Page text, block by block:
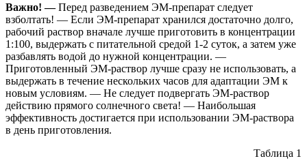
Важно! —Перед разведением ЭМ-препарат следует
взболтать! — Если ЭМ-препарат хранился достаточно долго,
рабочий раствор вначале лучше приготовить в концентрации
1:100, выдержать с питательной средой 1-2 суток, а затем уже
разбавлять водой до нужной концентрации. —
Приготовленный ЭМ-раствор лучше сразу не использовать, а
выдержать в течение нескольких часов для адаптации ЭМ к
новым условиям. — Не следует подвергать ЭМ-раствор
действию прямого солнечного света! — Наибольшая
эффективность достигается при использовании ЭМ-раствора
в день приготовления.
Таблица 1